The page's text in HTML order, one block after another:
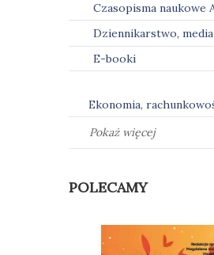
Czasopisma naukowe
Dziennikarstwo, media
E-booki
Ekonomia,
Pokaż więcej
POLECAMY